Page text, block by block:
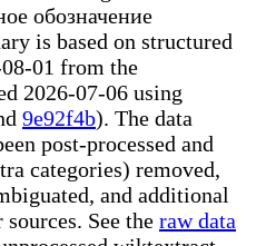
обозначение
is based on structured
01 from the
2026-07-06 using
9e92f4b). The data
post-processed and
categories) removed,
and additional
See the raw data